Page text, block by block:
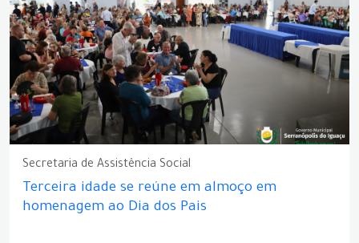
Secretaria de Assistência Social
Terceira idade se reúne em almoço em
homenagem ao Dia dos Pais